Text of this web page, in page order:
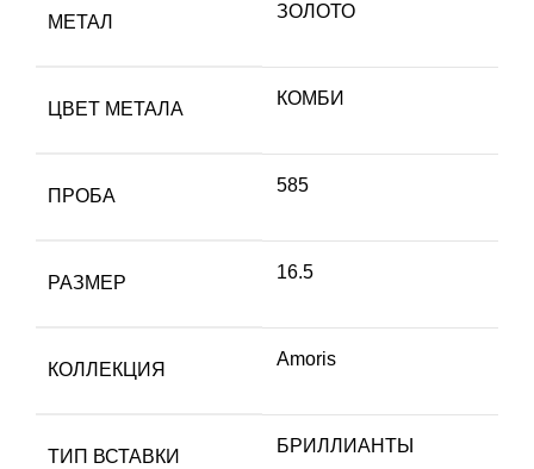
МЕТАЛ
ЗОЛОТО
ЦВЕТ МЕТАЛА
КОМБИ
ПРОБА
585
РАЗМЕР
16.5
КОЛЛЕКЦИЯ
Amoris
ТИП ВСТАВКИ
БРИЛЛИАНТЫ